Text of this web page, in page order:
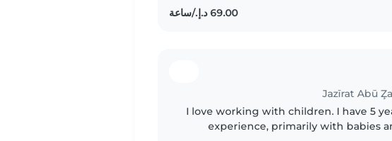
I love working with children. I have 5
experience, primarily with babies